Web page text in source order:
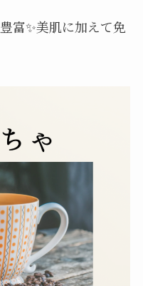
富✨美肌に加えて免